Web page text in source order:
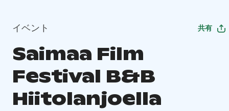
イベント 共有
Saimaa Film
Festival B&B
Hiitolanjoella